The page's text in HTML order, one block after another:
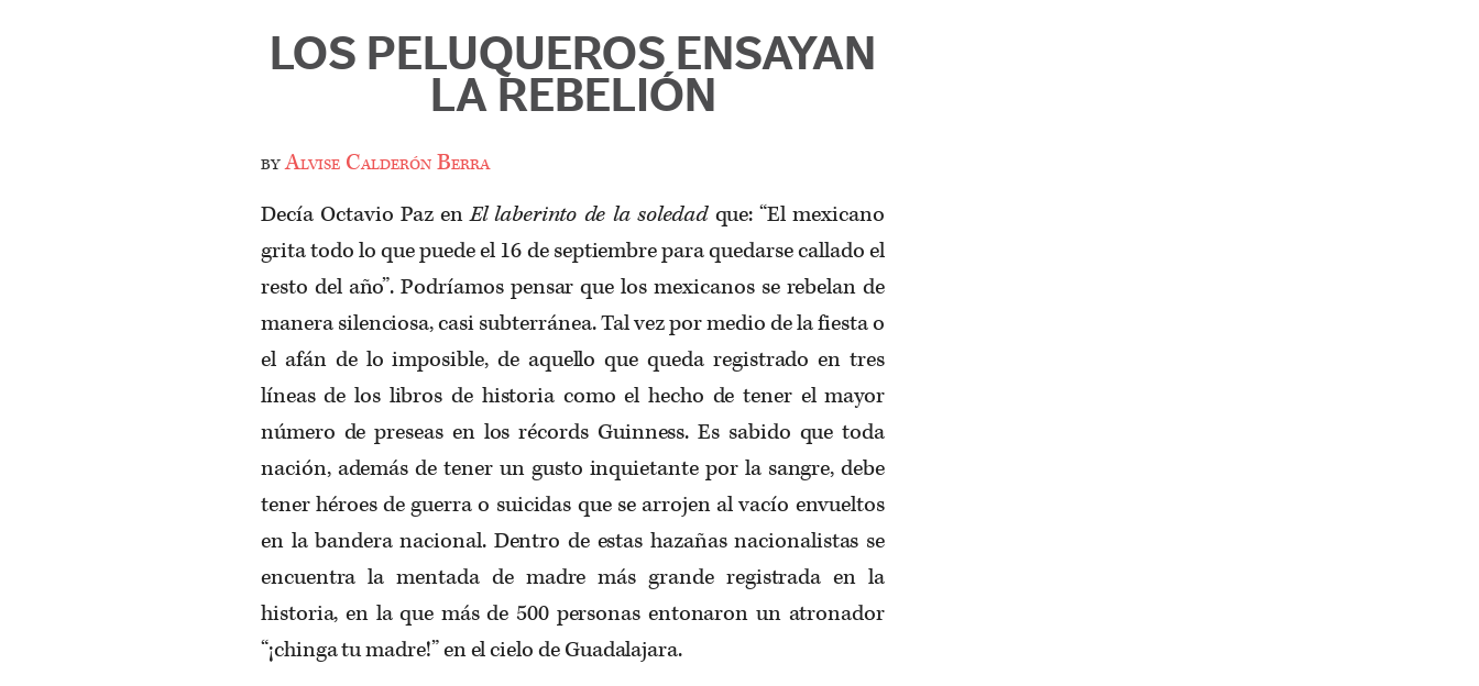
LOS PELUQUEROS ENSAYAN
LA REBELIÓN
byAlvise Calderón Berra
Decía Octavio Paz enEl laberinto de la soledad que: “El mexicano
grita todo lo que puede el 16 de septiembre para quedarse callado el
resto del año”. Podríamos pensar que los mexicanos se rebelan de
manera silenciosa, casi subterránea. Tal vez por medio de la fiesta o
el afán de lo imposible, de aquello que queda registrado en tres
líneas de los libros de historia como el hecho de tener el mayor
número de preseas en los récords Guinness. Es sabido que toda
nación, además de tener un gusto inquietante por la sangre, debe
tener héroes de guerra o suicidas que se arrojen al vacío envueltos
en la bandera nacional. Dentro de estas hazañas nacionalistas se
encuentra la mentada de madre más grande registrada en la
historia, en la que más de 500 personas entonaron un atronador
“¡chinga tu madre!” en el cielo de Guadalajara.